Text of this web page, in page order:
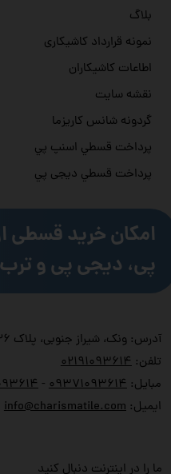
ما را در اینترنت دنبال کنید
آدرس: ونک، شیراز جنوبی، پلاک ۱۲۶
تلفن:
۰۲۱۹۱۰۹۳۶۱۴
مبایل:
۰۹۳۷۱۰۹۳۶۱۴ -
ایمیل:info@charismatile.com
بلاگ
نمونه قرارداد کاشیکاری
اطاعات کاشیکاران
نقشه سایت
گردونه شانس کاریزما
پرداخت قسطي اسنپ پي
پرداخت قسطي دیجی پي
امکان خرید قسطی
پی، دیجی پی و